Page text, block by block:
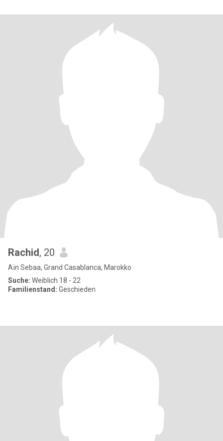
Rachid, 20
Aïn Sebaa, Grand Casablanca, Marokko
Suche: Weiblich 18 - 22
Familienstand: Geschieden